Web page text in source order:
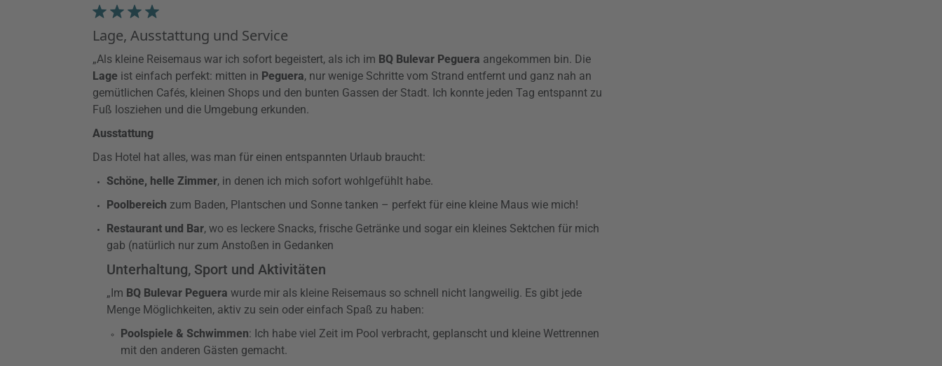
Lage, Ausstattung und Service
„Als kleine Reisemaus war ich sofort begeistert, als ich im BQ Bulevar Peguera angekommen bin. Die
Lage ist einfach perfekt: mitten in Peguera, nur wenige Schritte vom Strand entfernt und ganz nah an
gemütlichen Cafés, kleinen Shops und den bunten Gassen der Stadt. Ich konnte jeden Tag entspannt zu
Fuß losziehen und die Umgebung erkunden.
Ausstattung
Das Hotel hat alles, was man für einen entspannten Urlaub braucht:
Schöne, helle Zimmer, in denen ich mich sofort wohlgefühlt habe.
Poolbereich zum Baden, Plantschen und Sonne tanken – perfekt für eine kleine Maus wie mich!
Restaurant und Bar, wo es leckere Snacks, frische Getränke und sogar ein kleines Sektchen für mich
gab (natürlich nur zum Anstoßen in Gedanken
Unterhaltung, Sport und Aktivitäten
„Im BQ Bulevar Peguera wurde mir als kleine Reisemaus so schnell nicht langweilig. Es gibt jede
Menge Möglichkeiten, aktiv zu sein oder einfach Spaß zu haben:
Poolspiele & Schwimmen: Ich habe viel Zeit im Pool verbracht, geplanscht und kleine Wettrennen
mit den anderen Gästen gemacht.